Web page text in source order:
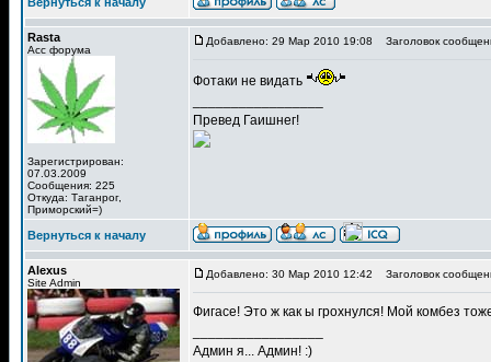
Rasta
Асс форума
Зарегистрирован:
07.03.2009
Сообщения: 225
Откуда: Таганрог,
Приморский=)
Добавлено: 29 Мар 2010 19:08 Заголовок
Фотаки не видать
Превед Гаишнег!
Вернуться к началу
Alexus
Site Admin
Добавлено: 30 Мар 2010 12:42 Заголовок
Фигасе! Это ж как ы грохнулся! Мой комбез
Админ я... Админ! :)